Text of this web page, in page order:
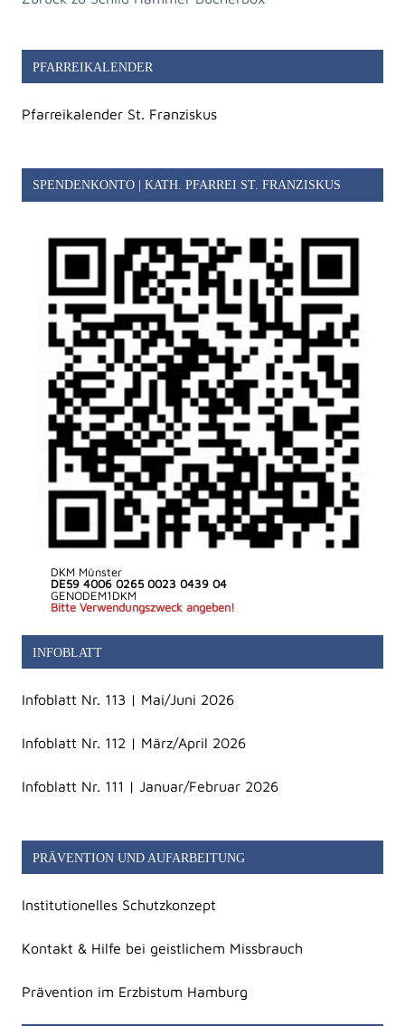
PFARREIKALENDER
Pfarreikalender St. Franziskus
SPENDENKONTO | KATH. PFARREI ST. FRANZISKUS
DKM Münster
DE59 4006 0265 0023 0439 04
GENODEM1DKM
Bitte Verwendungszweck angeben!
INFOBLATT
Infoblatt Nr. 113 | Mai/Juni 2026
Infoblatt Nr. 112 | März/April 2026
Infoblatt Nr. 111 | Januar/Februar 2026
PRÄVENTION UND AUFARBEITUNG
Institutionelles Schutzkonzept
Kontakt & Hilfe bei geistlichem Missbrauch
Prävention im Erzbistum Hamburg